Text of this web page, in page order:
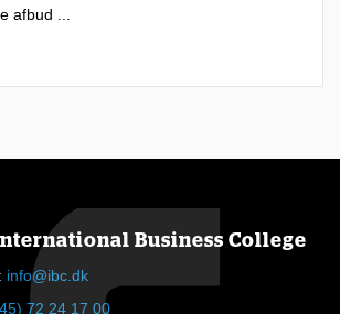
afbud ...
Business College
info@ibc.dk
72 24 17 00